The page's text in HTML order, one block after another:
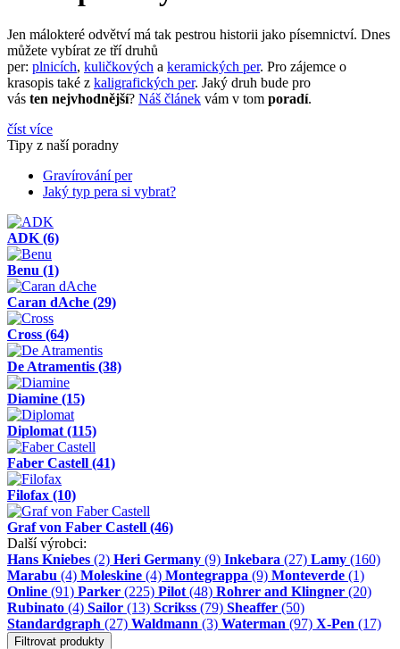
Jen málokteré odvětví má tak pestrou historii jako písemnictví. Dnes
můžete vybírat ze tří druhů
per: plnicích, kuličkových a keramických per. Pro zájemce o
krasopis také z kaligrafických per. Jaký druh bude pro
vás ten nejvhodnější? Náš článek vám v tom poradí.
číst více
Tipy z naší poradny
Gravírování per
Jaký typ pera si vybrat?
ADK (6)
Benu (1)
Caran dAche (29)
Cross (64)
De Atramentis (38)
Diamine (15)
Diplomat (115)
Faber Castell (41)
Filofax (10)
Graf von Faber Castell (46)
Další výrobci:
Hans Kniebes (2) Heri Germany (9) Inkebara (27) Lamy (160)
Marabu (4) Moleskine (4) Montegrappa (9) Monteverde (1)
Online (91) Parker (225) Pilot (48) Rohrer and Klingner (20)
Rubinato (4) Sailor (13) Scrikss (79) Sheaffer (50)
Standardgraph (27) Waldmann (3) Waterman (97) X-Pen (17)
Filtrovat produkty